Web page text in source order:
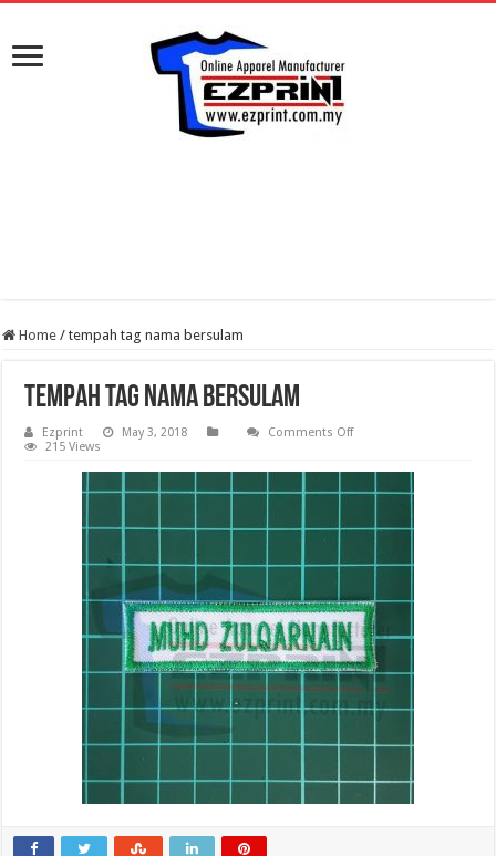
Home / tempah tag nama bersulam
tempah tag nama bersulam
Ezprint May 3, 2018 Comments Offon
nama
bersulam
215 Views